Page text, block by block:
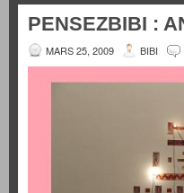
PENSEZBIBI :
MARS 25, 2009 BIBI